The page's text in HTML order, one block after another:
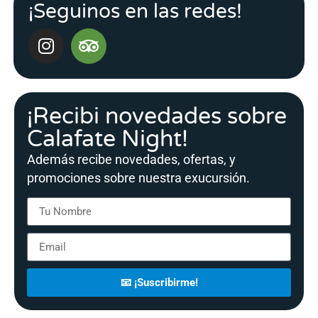
¡Seguinos en las redes!
¡Recibi novedades sobre
Calafate Night!
Además recibe novedades, ofertas, y
promociones sobre nuestra exucursión.
📧 ¡Suscribirme!